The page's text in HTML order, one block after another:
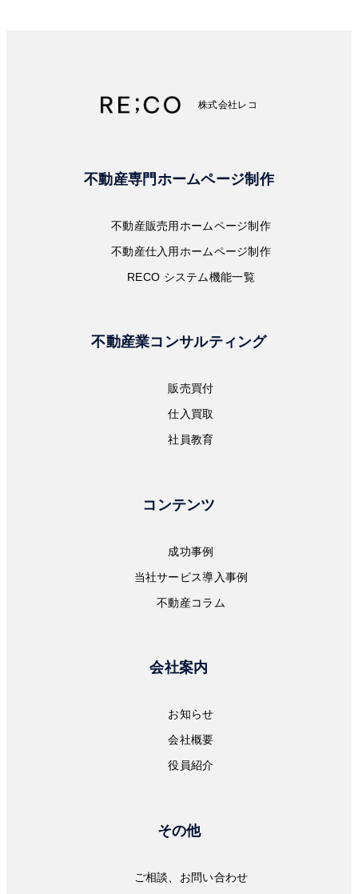
株式会社レコ
不動産専門ホームページ制作
不動産販売用ホームページ制作
不動産仕入用ホームページ制作
RECO システム機能一覧
不動産業コンサルティング
販売買付
仕入買取
社員教育
コンテンツ
成功事例
当社サービス導入事例
不動産コラム
会社案内
お知らせ
会社概要
役員紹介
その他
ご相談、お問い合わせ